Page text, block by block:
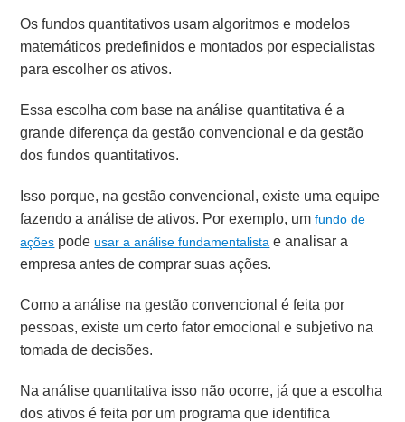
Os fundos quantitativos usam algoritmos e modelos
matemáticos predefinidos e montados por especialistas
para escolher os ativos.
Essa escolha com base na análise quantitativa é a
grande diferença da gestão convencional e da gestão
dos fundos quantitativos.
Isso porque, na gestão convencional, existe uma equipe
fazendo a análise de ativos. Por exemplo, umfundo de
ações podeusar a análise fundamentalista e analisar a
empresa antes de comprar suas ações.
Como a análise na gestão convencional é feita por
pessoas, existe um certo fator emocional e subjetivo na
tomada de decisões.
Na análise quantitativa isso não ocorre, já que a escolha
dos ativos é feita por um programa que identifica